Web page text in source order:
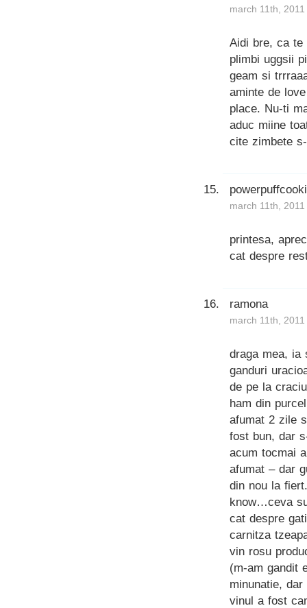
march 11th,
Aidi bre, ca te
plimbi uggsii
geam si
aminte de
place. Nu-ti
aduc miine
cite zimbete
march 11th,
printesa,
cat despre
ramona
march 11th,
draga mea, ia
ganduri
de pe la
ham din
afumat 2 zile
fost bun, dar
acum tocmai
afumat – dar
din nou la
know…ceva
cat despre
carnitza
vin rosu
(m-am gandit
minunatie,
vinul a fost